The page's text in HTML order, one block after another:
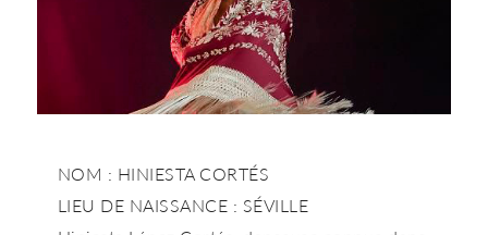
NOM : HINIESTA CORTÉS
LIEU DE NAISSANCE : SÉVILLE